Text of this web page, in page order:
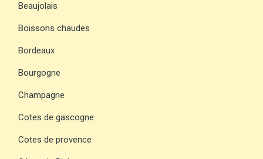
Beaujolais
Boissons chaudes
Bordeaux
Bourgogne
Champagne
Cotes de gascogne
Cotes de provence